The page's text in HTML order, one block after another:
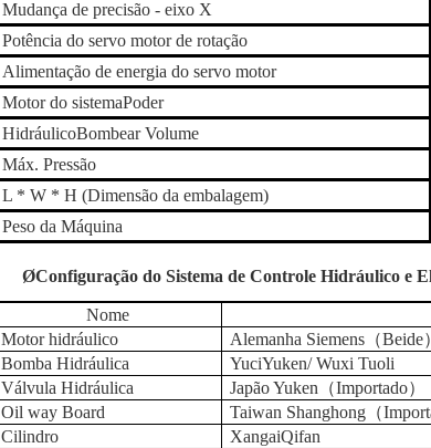
Mudança de precisão - eixo X
Potência do servo motor de rotação
Alimentação de energia do servo motor
Motor do sistemaPoder
HidráulicoBombear Volume
Máx. Pressão
L * W * H (Dimensão da embalagem)
Peso da Máquina
ØConfiguração do Sistema de Controle Hidráulico e
Nome
Motor hidráulico
Alemanha Siemens （Beide）
Bomba Hidráulica
YuciYuken/ Wuxi Tuoli
Válvula Hidráulica
Japão Yuken （Importado）
Oil way Board
Taiwan Shanghong （
Cilindro
XangaiQifan